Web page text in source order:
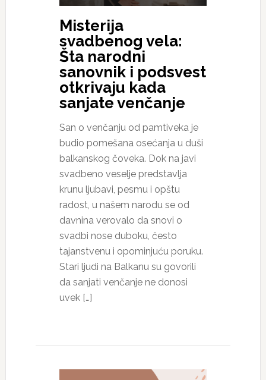
Misterija
svadbenog vela:
Šta narodni
sanovnik i podsvest
otkrivaju kada
sanjate venčanje
San o venčanju od pamtiveka je
budio pomešana osećanja u duši
balkanskog čoveka. Dok na javi
svadbeno veselje predstavlja
krunu ljubavi, pesmu i opštu
radost, u našem narodu se od
davnina verovalo da snovi o
svadbi nose duboku, često
tajanstvenu i opominjuću poruku.
Stari ljudi na Balkanu su govorili
da sanjati venčanje ne donosi
uvek […]